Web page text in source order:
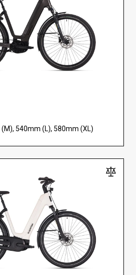
540mm (L), 580mm (XL)